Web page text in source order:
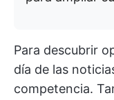
Para descubrir
día de las
competencia.